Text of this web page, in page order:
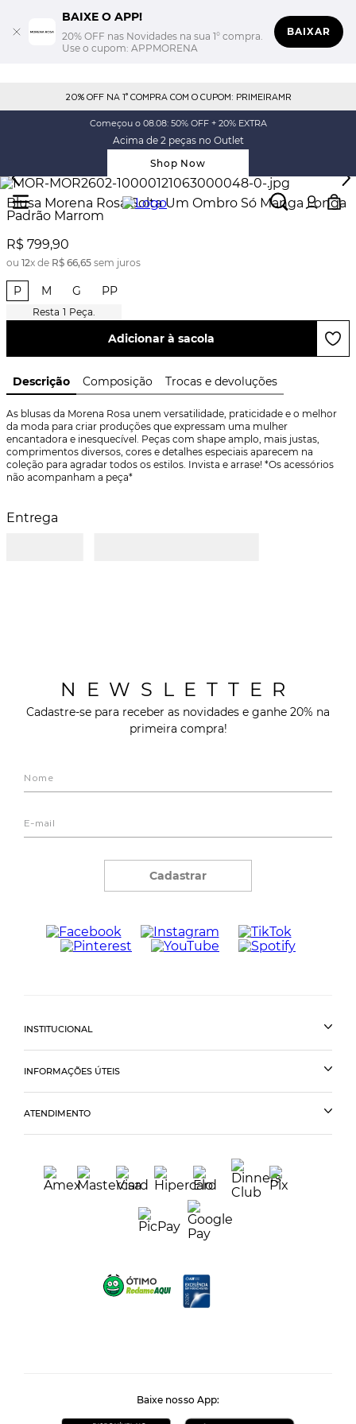
BAIXE O APP!
20% OFF nas Novidades na sua 1° compra.
Use o cupom: APPMORENA
BAIXAR
20% OFF NA 1° COMPRA COM O CUPOM: PRIMEIRAMR
Começou o 08.08: 50% OFF + 20% EXTRA
Acima de 2 peças no Outlet
Shop Now
Blusa Morena Rosa Solta Um Ombro Só Manga Longa
Padrão Marrom
R$ 799,90
ou 12x de R$ 66,65 sem juros
P M G PP
1 Peça.
Adicionar à sacola
Descrição Composição Trocas e devoluções
As blusas da Morena Rosa unem versatilidade, praticidade e o melhor
da moda para criar produções que expressam uma mulher
encantadora e inesquecível. Peças com shape amplo, mais justas,
comprimentos diversos, cores e detalhes especiais aparecem na
coleção para agradar todos os estilos. Invista e arrase! *Os acessórios
não acompanham a peça*
Entrega
NEWSLETTER
Cadastre-se para receber as novidades e ganhe 20% na
primeira compra!
Cadastrar
INSTITUCIONAL
INFORMAÇÕES ÚTEIS
ATENDIMENTO
Baixe nosso App: